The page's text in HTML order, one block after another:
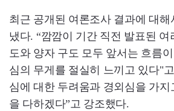
최근 공개된 여론조사 결과에 대해
냈다. “깜깜이 기간 직전 발표된 여
도와 양자 구도 모두 앞서는 흐름
심의 무게를 절실히 느끼고 있다"
심에 대한 두려움과 경외심을 가지
을 다하겠다”고 강조했다.